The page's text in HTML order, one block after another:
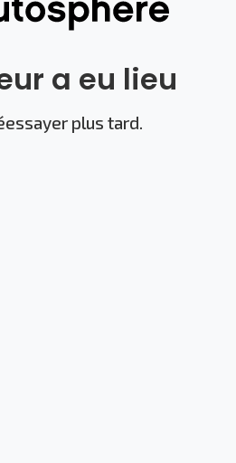
a eu lieu
plus tard.